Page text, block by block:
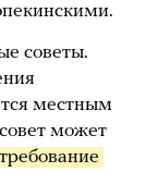
советы.
местным
может
требование